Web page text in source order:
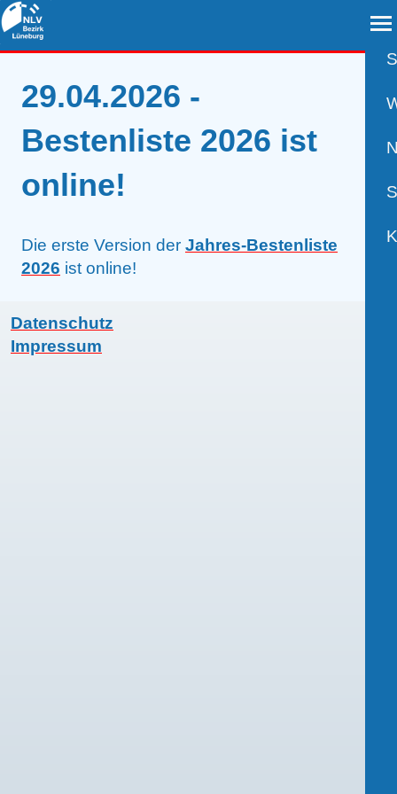
29.04.2026 -
Bestenliste 2026 ist
online!
Die erste Version der Jahres-Bestenliste
2026 ist online!
Datenschutz
Impressum